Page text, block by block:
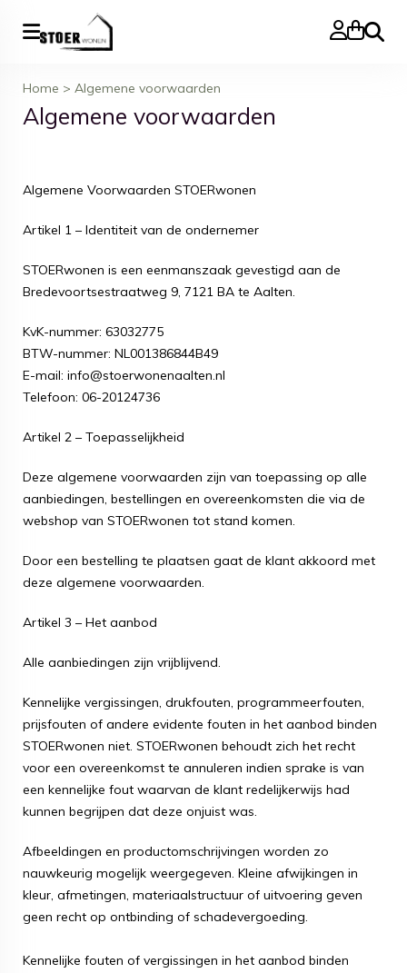
Zoeken
Home > Algemene voorwaarden
Algemene voorwaarden
Algemene Voorwaarden STOERwonen
Artikel 1 – Identiteit van de ondernemer
STOERwonen is een eenmanszaak gevestigd aan de
Bredevoortsestraatweg 9, 7121 BA te Aalten.
KvK-nummer: 63032775
BTW-nummer: NL001386844B49
E-mail: info@stoerwonenaalten.nl
Telefoon: 06-20124736
Artikel 2 – Toepasselijkheid
Deze algemene voorwaarden zijn van toepassing op alle
aanbiedingen, bestellingen en overeenkomsten die via de
webshop van STOERwonen tot stand komen.
Door een bestelling te plaatsen gaat de klant akkoord met
deze algemene voorwaarden.
Artikel 3 – Het aanbod
Alle aanbiedingen zijn vrijblijvend.
Kennelijke vergissingen, drukfouten, programmeerfouten,
prijsfouten of andere evidente fouten in het aanbod binden
STOERwonen niet. STOERwonen behoudt zich het recht
voor een overeenkomst te annuleren indien sprake is van
een kennelijke fout waarvan de klant redelijkerwijs had
kunnen begrijpen dat deze onjuist was.
Afbeeldingen en productomschrijvingen worden zo
nauwkeurig mogelijk weergegeven. Kleine afwijkingen in
kleur, afmetingen, materiaalstructuur of uitvoering geven
geen recht op ontbinding of schadevergoeding.
Kennelijke fouten of vergissingen in het aanbod binden